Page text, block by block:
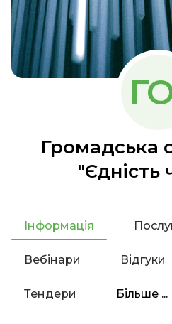
Громадська
"Єдність
Інформація
Вебінари Відгуки
Тендери Більше ...